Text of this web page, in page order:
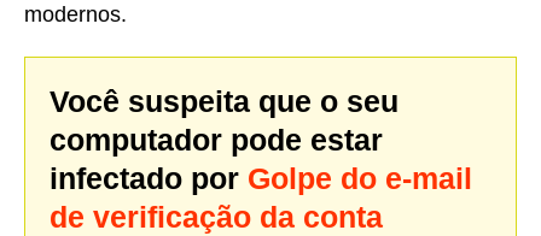
modernos.
Você suspeita que o seu
computador pode estar
infectado por Golpe do e-mail
de verificação da conta